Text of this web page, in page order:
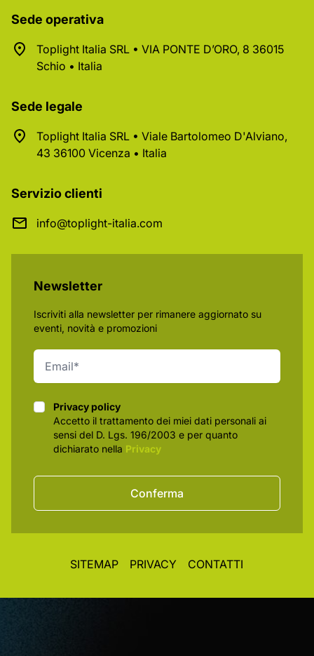
Sede operativa
Toplight Italia SRL • VIA PONTE D’ORO, 8 36015
Schio • Italia
Sede legale
Toplight Italia SRL • Viale Bartolomeo D'Alviano,
43 36100 Vicenza • Italia
Servizio clienti
info@toplight-italia.com
Newsletter
Iscriviti alla newsletter per rimanere aggiornato su
eventi, novità e promozioni
Privacy policy
Privacy policy
Accetto il trattamento dei miei dati personali ai
sensi del D. Lgs. 196/2003 e per quanto
dichiarato nella Privacy
Conferma
SITEMAP PRIVACY CONTATTI